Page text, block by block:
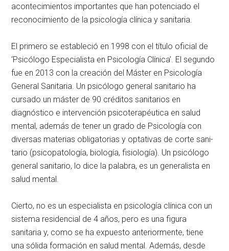
acontecimientos importantes que han potenciado el
reconocimiento de la psicolo­gía clínica y sanitaria.
El primero se estableció en 1998 con el título oficial de
‘Psicólogo Especialista en Psicología Clíni­ca’. El segundo
fue en 2013 con la creación del Máster en Psicología
General Sanitaria. Un psicólogo general sanitario ha
cursado un máster de 90 créditos sanitarios en
diagnóstico e intervención psi­coterapéutica en salud
mental, además de tener un grado de Psi­cología con
diversas materias obli­gatorias y optativas de corte sani­
tario (psicopatología, biología, fi­siología). Un psicólogo
general sa­nitario, lo dice la palabra, es un generalista en
salud mental.
Cierto, no es un especialista en psicología clínica con un
sistema residencial de 4 años, pero es una figura
sanitaria y, como se ha ex­puesto anteriormente, tiene
una sólida formación en salud men­tal. Además, desde